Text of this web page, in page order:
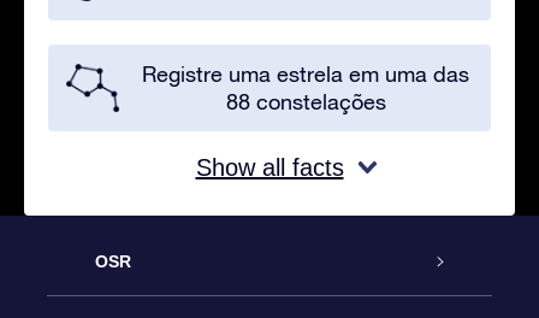
Registre uma estrela em uma das
88 constelações
Show all facts
OSR